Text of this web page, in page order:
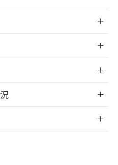
影響
/会員登録
て非含有を証明する
タル酸エステル類４
完了までの期間は出
在することから備考
り割愛しておりま